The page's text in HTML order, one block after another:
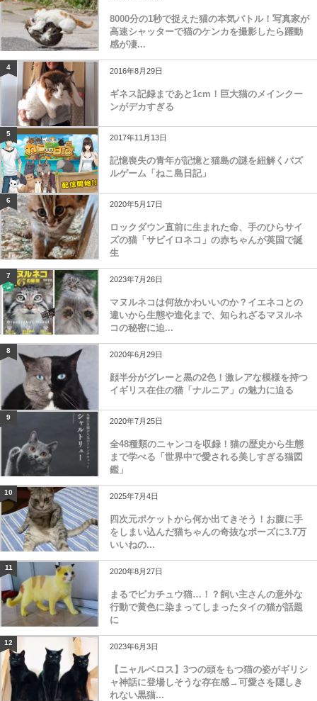
8000分の1秒で捉えた猫の本気バトル！写真家が
高速シャッターで猫のケンカを撮影したら躍動
感が凄...
4 2016年8月29日
ギネス記録まであと1cm！巨大猫のメインクー
ンがデカすぎる
5 2017年11月13日
記憶喪失の青年が記憶と猫島の謎を紐解くパズ
ルゲーム「ねこ島日記」
6 2020年5月17日
ロックダウン直前に生まれた命、手のひらサイ
ズの猫「サビイロネコ」の赤ちゃんが英国で誕
生
7 2023年7月26日
マヌルネコは何故かわいいのか？イエネコとの
違いから生態や進化まで、知られざるマヌルネ
コの秘密に迫...
8 2020年6月29日
顔半分がグレーと黒の2色！激レアな模様を持つ
イギリス在住の猫「ナルニア」の魅力に迫る
9 2020年7月25日
全48種類のニャンコを収録！猫の歴史から生態
まで学べる「世界中で愛される美しすぎる猫図
鑑」
10 2025年7月4日
四次元ポケットから何か出てきそう！お腹に手
をしまい込んだ猫ちゃんの奇抜なポーズに3.7万
いいねの...
11 2020年8月27日
まるでピカチュウ猫…！？飼い主さんの意外な
行動で黄色に染まってしまったタイの猫が話題
に
12 2023年6月3日
【ニャルベロス】3つの頭をもつ猫の姿がギリシ
ャ神話に登場しそうな存在感→可愛さを隠しき
れない黒猫...